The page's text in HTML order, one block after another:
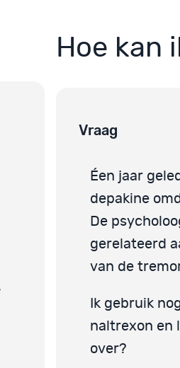
Hoe kan
Vraag
Éen jaar
depakine
De
gerelateerd
van de
Ik gebruik
naltrexon en
over?